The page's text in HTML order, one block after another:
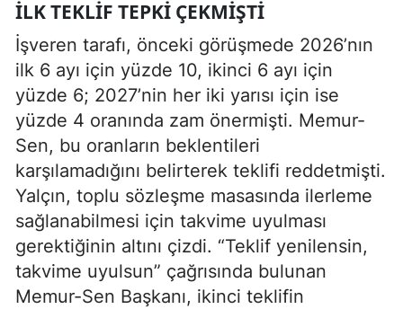
İLK TEKLIF TEPKI ÇEKMIŞTI
İşveren tarafı, önceki görüşmede 2026’nın
ilk 6 ayı için yüzde 10, ikinci 6 ayı için
yüzde 6; 2027’nin her iki yarısı için ise
yüzde 4 oranında zam önermişti. Memur-
Sen, bu oranların beklentileri
karşılamadığını belirterek teklifi reddetmişti.
Yalçın, toplu sözleşme masasında ilerleme
sağlanabilmesi için takvime uyulması
gerektiğinin altını çizdi. “Teklif yenilensin,
takvime uyulsun” çağrısında bulunan
Memur-Sen Başkanı, ikinci teklifin